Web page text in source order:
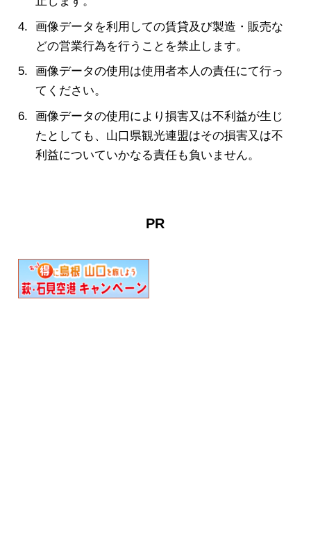
画像データを利用しての賃貸及び製造・販売な
どの営業行為を行うことを禁止します。
画像データの使用は使用者本人の責任にて行っ
てください。
画像データの使用により損害又は不利益が生じ
たとしても、山口県観光連盟はその損害又は不
利益についていかなる責任も負いません。
PR